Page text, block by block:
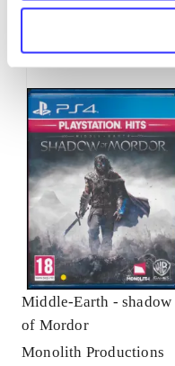
Minder om
Middle-Earth - shadow
of Mordor
Monolith Productions